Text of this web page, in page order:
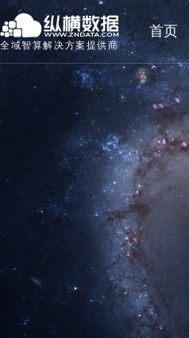
全域智算解决方案提供商
首页